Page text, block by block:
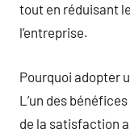
tout en réduisant
l’entreprise.
Pourquoi adopter
L’un des
de la satisfaction